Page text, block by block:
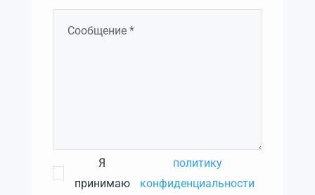
Я
принимаю
политику
конфиденциальности